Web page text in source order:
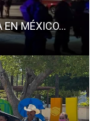
EN MÉXICO…